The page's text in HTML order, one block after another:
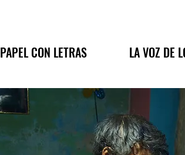
PAPEL CON LETRAS LA VOZ DE